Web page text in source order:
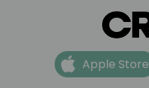
Apple Store